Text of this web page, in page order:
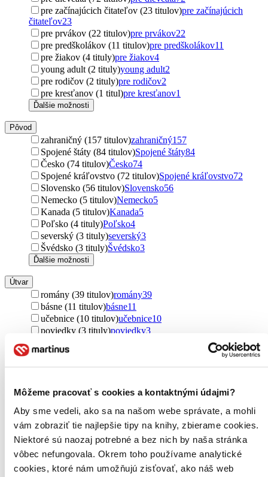
Môžeme pracovať s cookies a kontaktnými údajmi?
Aby sme vedeli, ako sa na našom webe správate, a mohli
vám zobraziť tie najlepšie tipy na knihy, zbierame cookies.
Niektoré sú naozaj potrebné a bez nich by naša stránka
vôbec nefungovala. Okrem toho používame analytické
cookies, ktoré nám umožňujú zisťovať, ako náš web
pre začínajúcich čitateľov (23 titulov)pre začínajúcich
čitateľov23
pre prvákov (22 titulov)pre prvákov22
pre predškolákov (11 titulov)pre predškolákov11
pre žiakov (4 tituly)pre žiakov4
young adult (2 tituly)young adult2
pre rodičov (2 tituly)pre rodičov2
pre kresťanov (1 titul)pre kresťanov1
Ďalšie možnosti
Pôvod
zahraničný (157 titulov)zahraničný157
Spojené štáty (84 titulov)Spojené štáty84
Česko (74 titulov)Česko74
Spojené kráľovstvo (72 titulov)Spojené kráľovstvo72
Slovensko (56 titulov)Slovensko56
Nemecko (5 titulov)Nemecko5
Kanada (5 titulov)Kanada5
Poľsko (4 tituly)Poľsko4
severský (3 tituly)severský3
Švédsko (3 tituly)Švédsko3
Ďalšie možnosti
Útvar
romány (39 titulov)romány39
básne (11 titulov)básne11
učebnice (10 titulov)učebnice10
poviedky (3 tituly)poviedky3
Podžáner
rozprávky (188 titulov)rozprávky188
náučné (21 titulov) náučné21
poviedky (2 tituly)
Rok vydania
2026 (0 titulov)
2026
2025 (0 titulov)
2024 (0 titulov)2024
2023 (0 titulov)2023